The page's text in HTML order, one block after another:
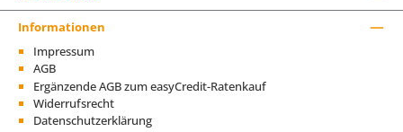
Informationen
Impressum
AGB
Ergänzende AGB zum easyCredit-Ratenkauf
Widerrufsrecht
Datenschutzerklärung